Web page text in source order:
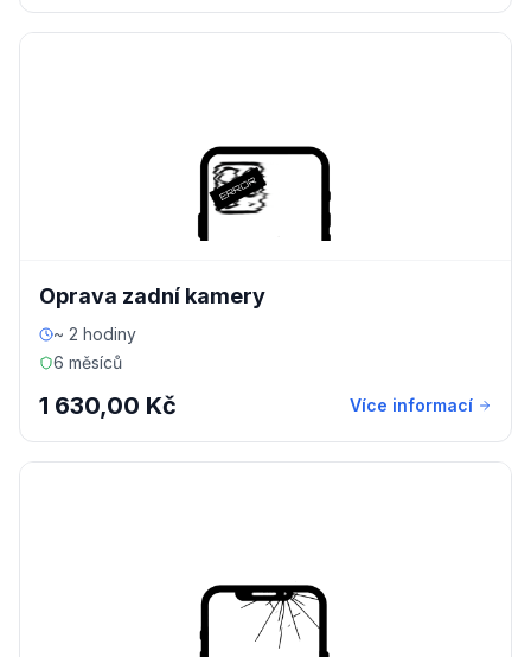
Oprava zadní kamery
~ 2 hodiny
6 měsíců
1 630,00 Kč Více informací